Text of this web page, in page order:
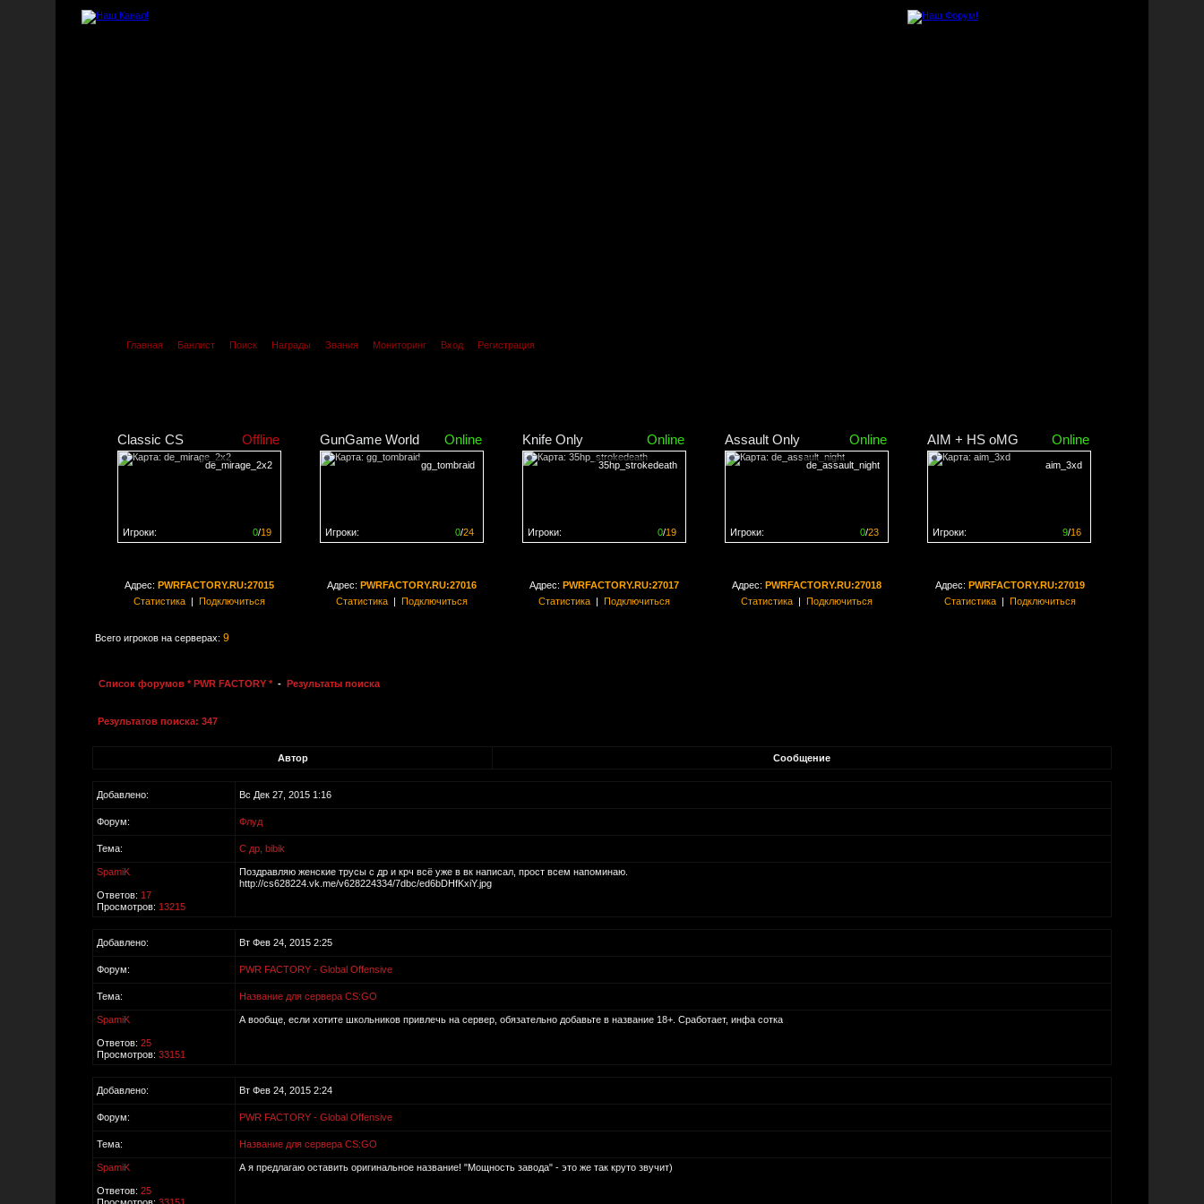
Главная Банлист Поиск Награды Звания Мониторинг Вход Регистрация
Classic CS Offline
de_mirage_2x2
0/19
Игроки:
GunGame World Online
gg_tombraid
0/24
Игроки:
Knife Only Online
35hp_strokedeath
0/19
Игроки:
Assault Only Online
de_assault_night
0/23
Игроки:
AIM + HS oMG Online
aim_3xd
9/16
Игроки:
Адрес: PWRFACTORY.RU:27015
Статистика| Подключиться
Адрес: PWRFACTORY.RU:27016
Статистика| Подключиться
Адрес: PWRFACTORY.RU:27017
Статистика| Подключиться
Адрес: PWRFACTORY.RU:27018
Статистика| Подключиться
Адрес: PWRFACTORY.RU:27019
Статистика| Подключиться
Всего игроков на серверах: 9
Список форумов * PWR FACTORY * - Результаты поиска
Результатов поиска: 347
Автор Сообщение
Добавлено: Вс Дек 27, 2015 1:16
Форум: Флуд
Тема: С др, bibik
SpamiK
Ответов: 17
Просмотров: 13215
Поздравляю женские трусы с др и крч всё уже в вк написал, прост всем напоминаю.
http://cs628224.vk.me/v628224334/7dbc/ed6bDHfKxiY.jpg
Добавлено: Вт Фев 24, 2015 2:25
Форум: PWR FACTORY - Global Offensive
Тема: Название для сервера CS:GO
SpamiK
Ответов: 25
Просмотров: 33151
А вообще, если хотите школьников привлечь на сервер, обязательно добавьте в название 18+. Сработает, инфа сотка
Добавлено: Вт Фев 24, 2015 2:24
Форум: PWR FACTORY - Global Offensive
Тема: Название для сервера CS:GO
SpamiK
Ответов: 25
А я предлагаю оставить оригинальное название! "Мощность завода" - это же так круто звучит)